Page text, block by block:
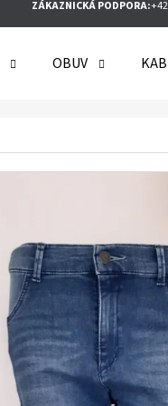
ZÁKAZNICKÁ PODPORA:
OBUV